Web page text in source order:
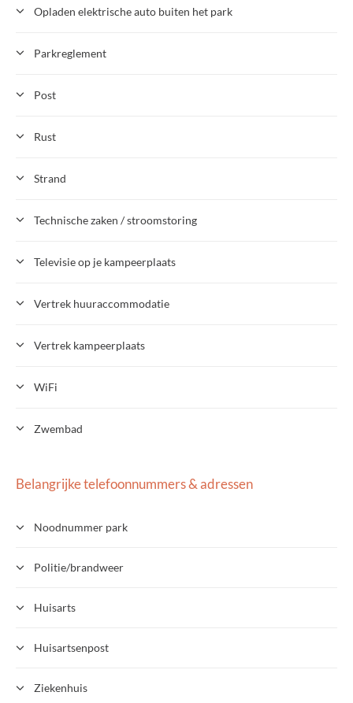
Opladen elektrische auto buiten het park
Parkreglement
Post
Rust
Strand
Technische zaken / stroomstoring
Televisie op je kampeerplaats
Vertrek huuraccommodatie
Vertrek kampeerplaats
WiFi
Zwembad
Belangrijke telefoonnummers & adressen
Noodnummer park
Politie/brandweer
Huisarts
Huisartsenpost
Ziekenhuis